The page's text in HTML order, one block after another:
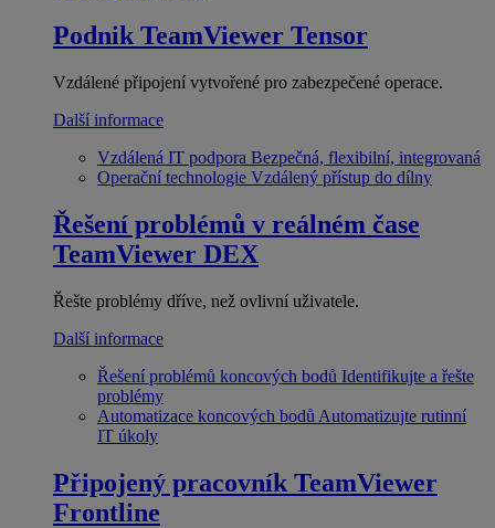
Podnik TeamViewer Tensor
Vzdálené připojení vytvořené pro zabezpečené operace.
Další informace
Vzdálená IT podpora Bezpečná, flexibilní, integrovaná
Operační technologie Vzdálený přístup do dílny
Řešení problémů v reálném čase
TeamViewer DEX
Řešte problémy dříve, než ovlivní uživatele.
Další informace
Řešení problémů koncových bodů Identifikujte a řešte
problémy
Automatizace koncových bodů Automatizujte rutinní
IT úkoly
Připojený pracovník TeamViewer
Frontline